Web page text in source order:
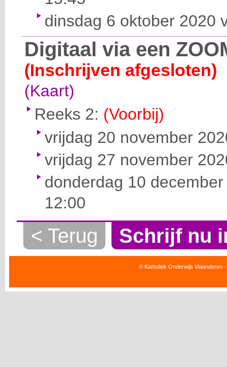
dinsdag 6 oktober 2020
Digitaal via een
(Inschrijven afgesloten)
(Kaart)
Reeks 2: (Voorbij)
vrijdag 20 november
vrijdag 27 november
donderdag 10
12:00
< Terug Schrijf nu
© Katholiek Onderwijs Vlaanderen